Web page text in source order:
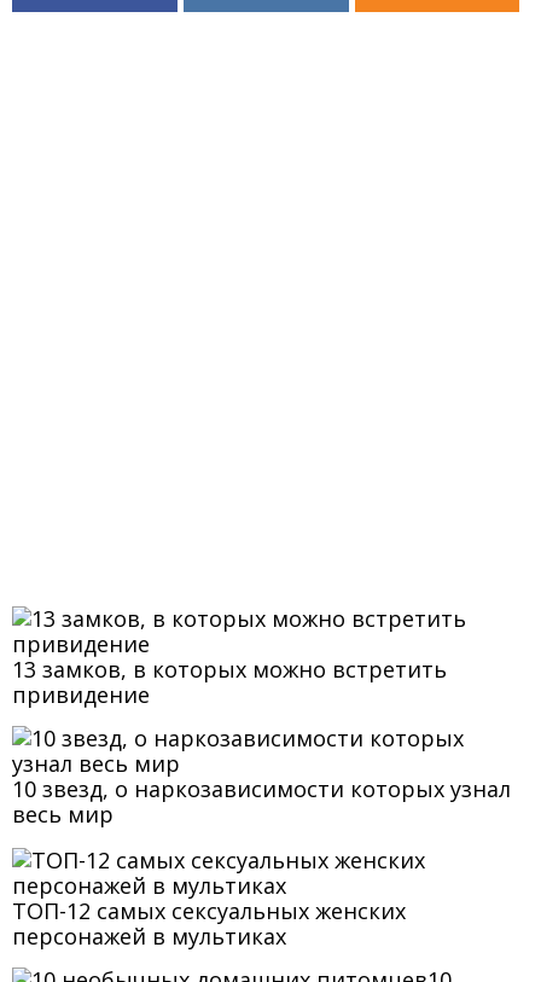
13 замков, в которых можно встретить
привидение
10 звезд, о наркозависимости которых узнал
весь мир
ТОП-12 самых сексуальных женских
персонажей в мультиках